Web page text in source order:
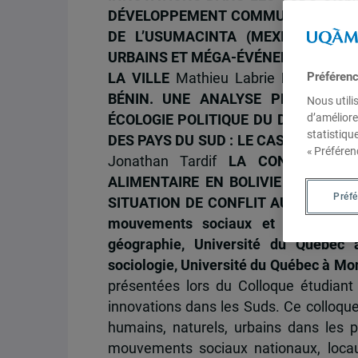
DÉVELOPPEMENT
DE L’USUMACINTA (MEXIQUE ET
URBAINS ET MÉGA-ÉVÉNEMENTS
LA VILLEMathieu Labrie
LA MISE
BÉNIN. UNE ANALYSE
ÉCOLOGIE POLITIQUE DU
DES PAYS DU SUD : LE CAS DE CHI
Jonathan Tardif
LA
ALIMENTAIRE EN BOLIVIE
Cécile
SITUATION DE CONFLIT AU PÉROU
mouvements sociaux et
géographie, Université du
sociologie, Université du Québec à
présentées lors du Colloque
innovations dans les Suds. Ce
humains, naturels, urbains dans les
mouvements sociaux nationaux,
Nous
«